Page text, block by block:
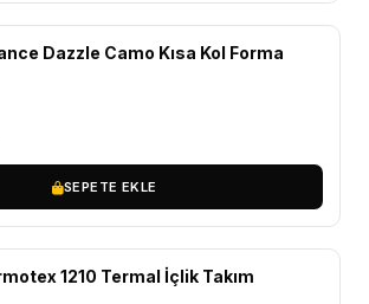
Dazzle Camo Kısa Kol Forma
SEPETE EKLE
1210 Termal İçlik Takım